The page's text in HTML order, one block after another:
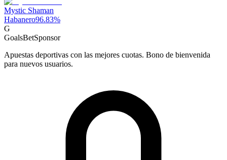
Mystic Shaman
Habanero96.83%
G
GoalsBetSponsor
Apuestas deportivas con las mejores cuotas. Bono de bienvenida
para nuevos usuarios.